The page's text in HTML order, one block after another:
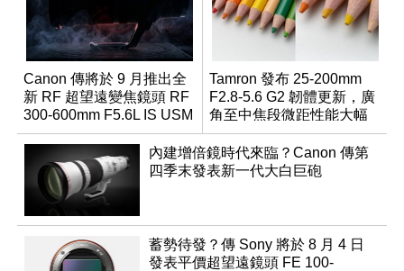
Canon 傳將於 9 月推出全
新 RF 超望遠變焦鏡頭 RF
300-600mm F5.6L IS USM
Tamron 發布 25-200mm
F2.8-5.6 G2 韌體更新，廣
角至中焦段微距性能大幅
升級
內建增倍鏡時代來臨？Canon 傳第
四季末發表新一代大白巨砲
蓄勢待發？傳 Sony 將於 8 月 4 日
發表平價超望遠鏡頭 FE 100-